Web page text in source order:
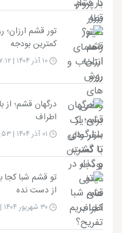
تور قشم
کمترین بودجه
درگهان قشم؛ از
اطراف
تو قشم شبا کجا
از دست نده